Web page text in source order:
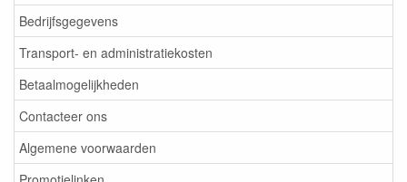
Bedrijfsgegevens
Transport- en administratiekosten
Betaalmogelijkheden
Contacteer ons
Algemene voorwaarden